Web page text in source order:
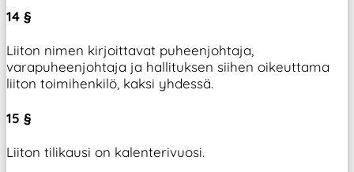
14 §
Liiton nimen kirjoittavat puheenjohtaja,
varapuheenjohtaja ja hallituksen siihen oikeuttama
liiton toimihenkilö, kaksi yhdessä.
15 §
Liiton tilikausi on kalenterivuosi.